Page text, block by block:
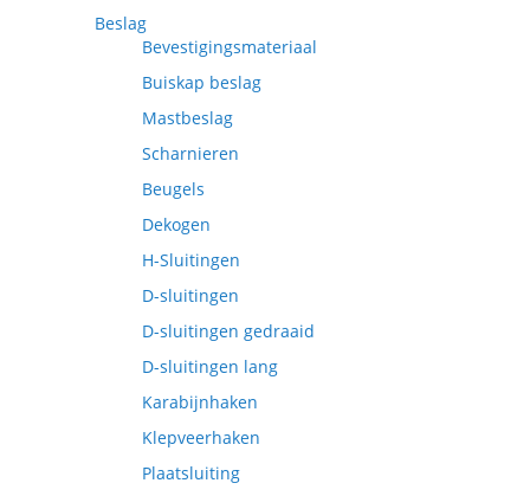
Beslag
Bevestigingsmateriaal
Buiskap beslag
Mastbeslag
Scharnieren
Beugels
Dekogen
H-Sluitingen
D-sluitingen
D-sluitingen gedraaid
D-sluitingen lang
Karabijnhaken
Klepveerhaken
Plaatsluiting